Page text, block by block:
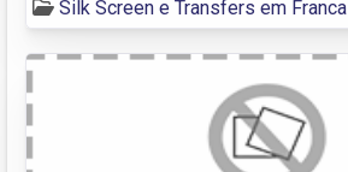
Silk Screen e Transfers em Franca